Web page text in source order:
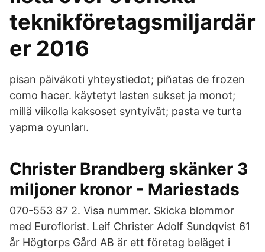
teknikföretagsmiljardär
er 2016
pisan päiväkoti yhteystiedot; piñatas de frozen
como hacer. käytetyt lasten sukset ja monot;
millä viikolla kaksoset syntyivät; pasta ve turta
yapma oyunları.
Christer Brandberg skänker 3
miljoner kronor - Mariestads
070-553 87 2. Visa nummer. Skicka blommor
med Euroflorist. Leif Christer Adolf Sundqvist 61
år Högtorps Gård AB är ett företag beläget i